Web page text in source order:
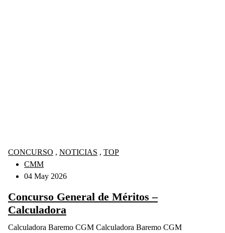
CONCURSO , NOTICIAS , TOP
CMM
04 May 2026
Concurso General de Méritos –
Calculadora
Calculadora Baremo CGM Calculadora Baremo CGM